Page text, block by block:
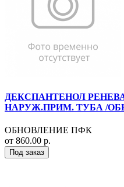
ДЕКСПАНТЕНОЛ
НАРУЖ.ПРИМ. ТУБА /
ОБНОВЛЕНИЕ ПФК
от 860.00 р.
Под заказ